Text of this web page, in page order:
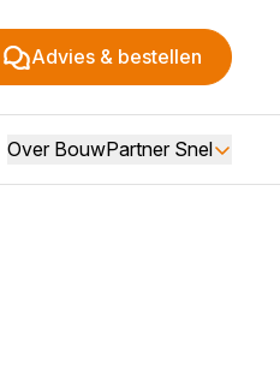
Advies & bestellen
Over BouwPartner Snel